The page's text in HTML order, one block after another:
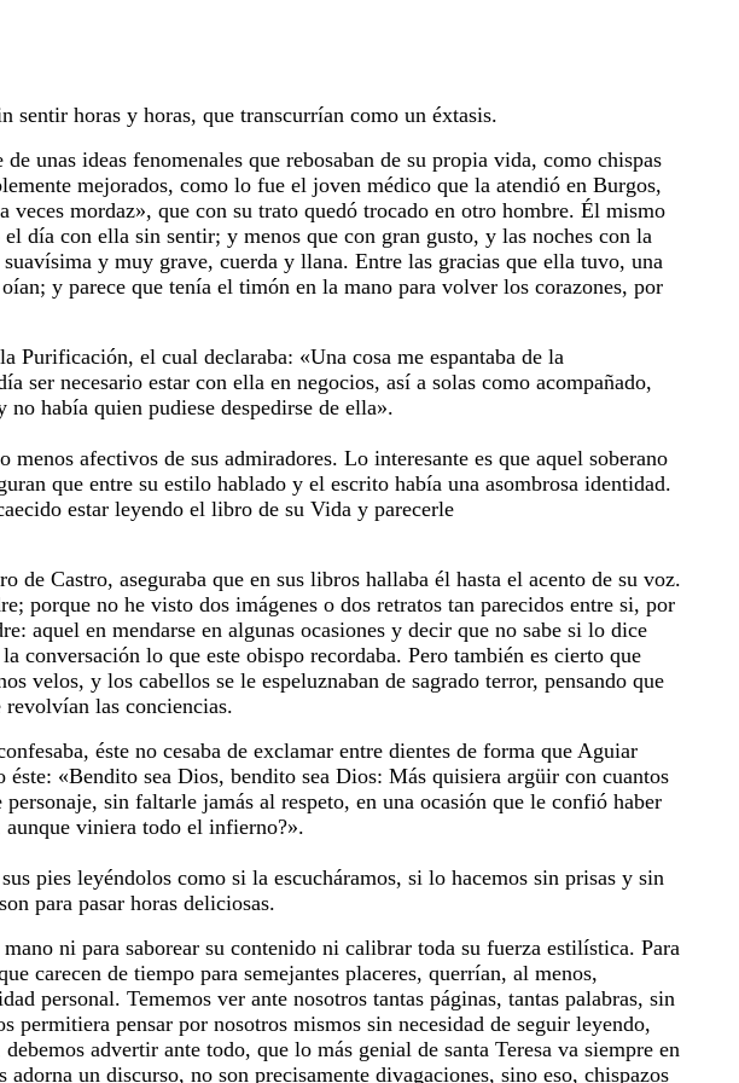
sentir horas y horas, que transcurrían como un éxtasis.
unas ideas fenomenales que rebosaban de su propia vida, como chispas
mejorados, como lo fue el joven médico que la atendió en Burgos,
mordaz», que con su trato quedó trocado en otro hombre. Él mismo
día con ella sin sentir; y menos que con gran gusto, y las noches con la
y muy grave, cuerda y llana. Entre las gracias que ella tuvo, una
y parece que tenía el timón en la mano para volver los corazones, por
Purificación, el cual declaraba: «Una cosa me espantaba de la
ser necesario estar con ella en negocios, así a solas como acompañado,
había quien pudiese despedirse de ella».
afectivos de sus admiradores. Lo interesante es que aquel soberano
que entre su estilo hablado y el escrito había una asombrosa identidad.
estar leyendo el libro de su Vida y parecerle
Castro, aseguraba que en sus libros hallaba él hasta el acento de su voz.
porque no he visto dos imágenes o dos retratos tan parecidos entre si, por
aquel en mendarse en algunas ocasiones y decir que no sabe si lo dice
conversación lo que este obispo recordaba. Pero también es cierto que
velos, y los cabellos se le espeluznaban de sagrado terror, pensando que
las conciencias.
éste no cesaba de exclamar entre dientes de forma que Aguiar
«Bendito sea Dios, bendito sea Dios: Más quisiera argüir con cuantos
sin faltarle jamás al respeto, en una ocasión que le confió haber
viniera todo el infierno?».
pies leyéndolos como si la escucháramos, si lo hacemos sin prisas y sin
para pasar horas deliciosas.
ni para saborear su contenido ni calibrar toda su fuerza estilística. Para
carecen de tiempo para semejantes placeres, querrían, al menos,
personal. Tememos ver ante nosotros tantas páginas, tantas palabras, sin
pensar por nosotros mismos sin necesidad de seguir leyendo,
advertir ante todo, que lo más genial de santa Teresa va siempre en
un discurso, no son precisamente divagaciones, sino eso, chispazos